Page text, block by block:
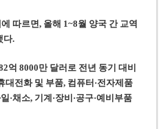
… 기획사 코뮌 위원장 과태료 상한 50
따르면, 올해 1~8월 양국 간 교역
다.
억 8000만 달러로 전년 동기 대비
전화 및 부품, 컴퓨터·전자제품
·채소, 기계·장비·공구·예비부품